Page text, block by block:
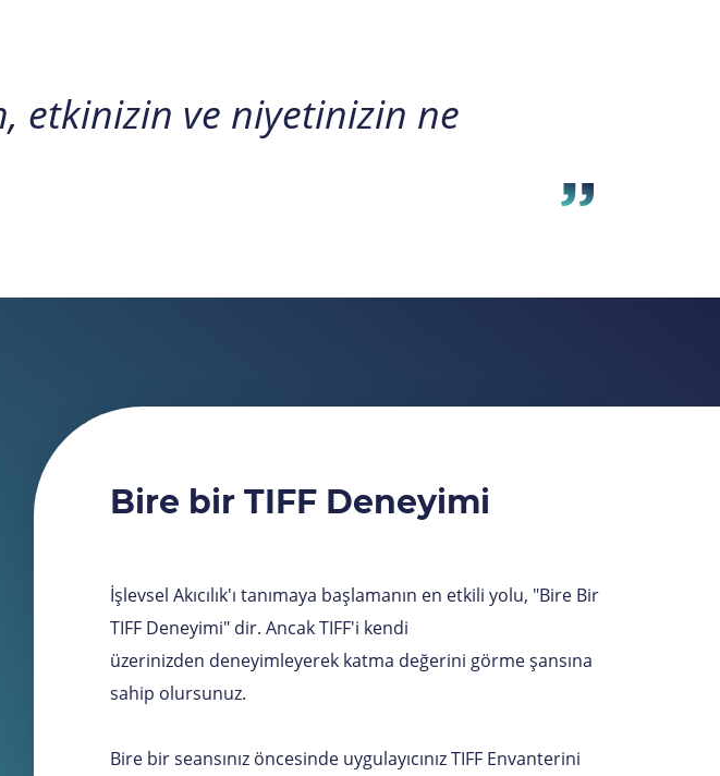
etkinizin ve niyetinizin ne
Bire bir TIFF Deneyimi
İşlevsel Akıcılık'ı tanımaya başlamanın en etkili yolu, "Bire Bir
TIFF Deneyimi" dir. Ancak TIFF'i kendi
üzerinizden deneyimleyerek katma değerini görme şansına
sahip olursunuz.
Bire bir seansınız öncesinde uygulayıcınız TIFF Envanterini